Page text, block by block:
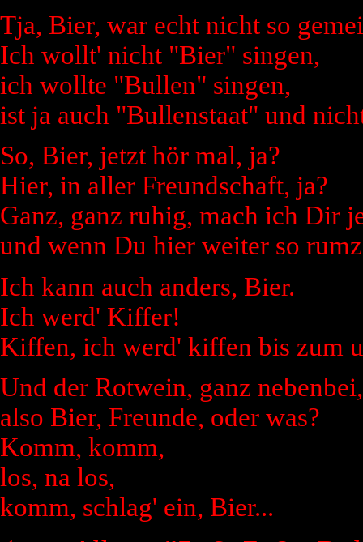
Tja, Bier, war echt nicht so
Ich wollt' nicht "Bier" singen,
ich wollte "Bullen" singen,
ist ja auch "Bullenstaat" und
So, Bier, jetzt hör mal, ja?
Hier, in aller Freundschaft, ja?
Ganz, ganz ruhig, mach ich Dir
und wenn Du hier weiter so
Ich kann auch anders, Bier.
Ich werd' Kiffer!
Kiffen, ich werd' kiffen bis zum
Und der Rotwein, ganz
also Bier, Freunde, oder was?
Komm, komm,
los, na los,
komm, schlag' ein, Bier...